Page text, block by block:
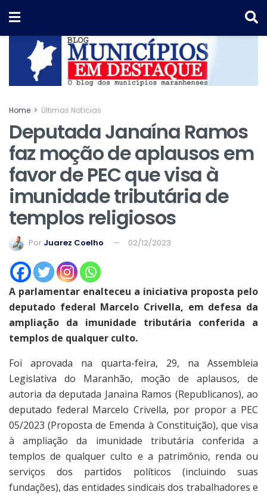
Home Últimas Notícias
Deputada Janaína Ramos
faz moção de aplausos em
favor de PEC que visa à
imunidade tributária de
templos religiosos
Por Juarez Coelho 02/12/2023
A parlamentar enalteceu a iniciativa proposta pelo
deputado federal Marcelo Crivella, em defesa da
ampliação da imunidade tributária conferida a
templos de qualquer culto.
Foi aprovada na quarta-feira, 29, na Assembleia
Legislativa do Maranhão, moção de aplausos, de
autoria da deputada Janaina Ramos (Republicanos), ao
deputado federal Marcelo Crivella, por propor a PEC
05/2023 (Proposta de Emenda à Constituição), que visa
à ampliação da imunidade tributária conferida a
templos de qualquer culto e a patrimônio, renda ou
serviços dos partidos políticos (incluindo suas
fundações), das entidades sindicais dos trabalhadores e